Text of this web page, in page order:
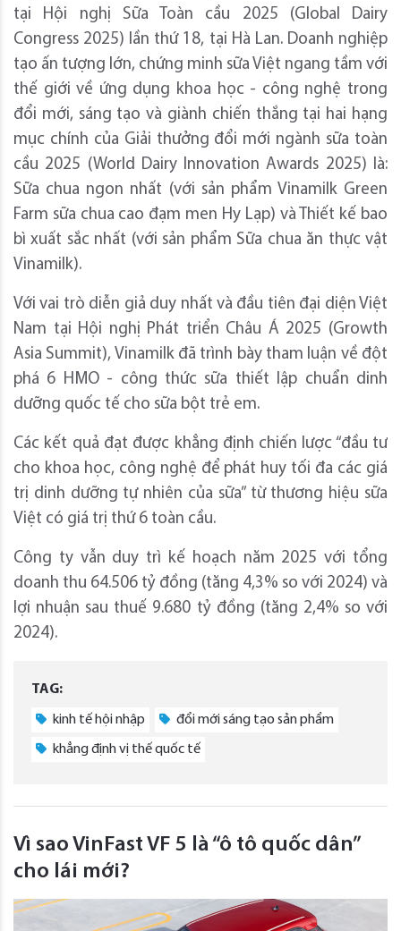
tại Hội nghị Sữa Toàn cầu 2025 (Global Dairy
Congress 2025) lần thứ 18, tại Hà Lan. Doanh nghiệp
tạo ấn tượng lớn, chứng minh sữa Việt ngang tầm với
thế giới về ứng dụng khoa học - công nghệ trong
đổi mới, sáng tạo và giành chiến thắng tại hai hạng
mục chính của Giải thưởng đổi mới ngành sữa toàn
cầu 2025 (World Dairy Innovation Awards 2025) là:
Sữa chua ngon nhất (với sản phẩm Vinamilk Green
Farm sữa chua cao đạm men Hy Lạp) và Thiết kế bao
bì xuất sắc nhất (với sản phẩm Sữa chua ăn thực vật
Vinamilk).
Với vai trò diễn giả duy nhất và đầu tiên đại diện Việt
Nam tại Hội nghị Phát triển Châu Á 2025 (Growth
Asia Summit), Vinamilk đã trình bày tham luận về đột
phá 6 HMO - công thức sữa thiết lập chuẩn dinh
dưỡng quốc tế cho sữa bột trẻ em.
Các kết quả đạt được khẳng định chiến lược “đầu tư
cho khoa học, công nghệ để phát huy tối đa các giá
trị dinh dưỡng tự nhiên của sữa” từ thương hiệu sữa
Việt có giá trị thứ 6 toàn cầu.
Công ty vẫn duy trì kế hoạch năm 2025 với tổng
doanh thu 64.506 tỷ đồng (tăng 4,3% so với 2024) và
lợi nhuận sau thuế 9.680 tỷ đồng (tăng 2,4% so với
2024).
TAG:
kinh tế hội nhập đổi mới sáng tạo sản phẩm
khẳng định vị thế quốc tế
Vì sao VinFast VF 5 là “ô tô quốc dân”
cho lái mới?